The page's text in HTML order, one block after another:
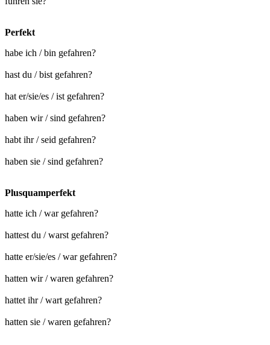
Perfekt
habe ich / bin gefahren?
hast du / bist gefahren?
hat er/sie/es / ist gefahren?
haben wir / sind gefahren?
habt ihr / seid gefahren?
haben sie / sind gefahren?
Plusquamperfekt
hatte ich / war gefahren?
hattest du / warst gefahren?
hatte er/sie/es / war gefahren?
hatten wir / waren gefahren?
hattet ihr / wart gefahren?
hatten sie / waren gefahren?